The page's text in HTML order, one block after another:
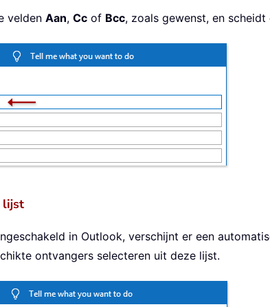
velden Aan, Cc of Bcc, zoals gewenst, en scheidt
lijst
in Outlook, verschijnt er een
ontvangers selecteren uit deze lijst.